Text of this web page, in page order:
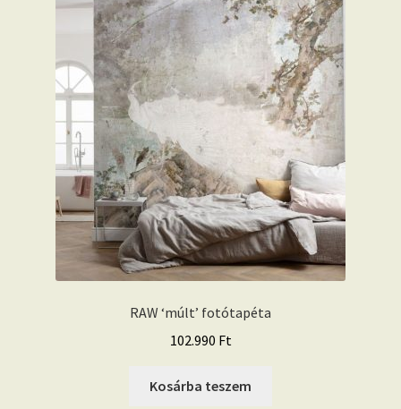
RAW ‘múlt’ fotótapéta
102.990 Ft
Kosárba teszem